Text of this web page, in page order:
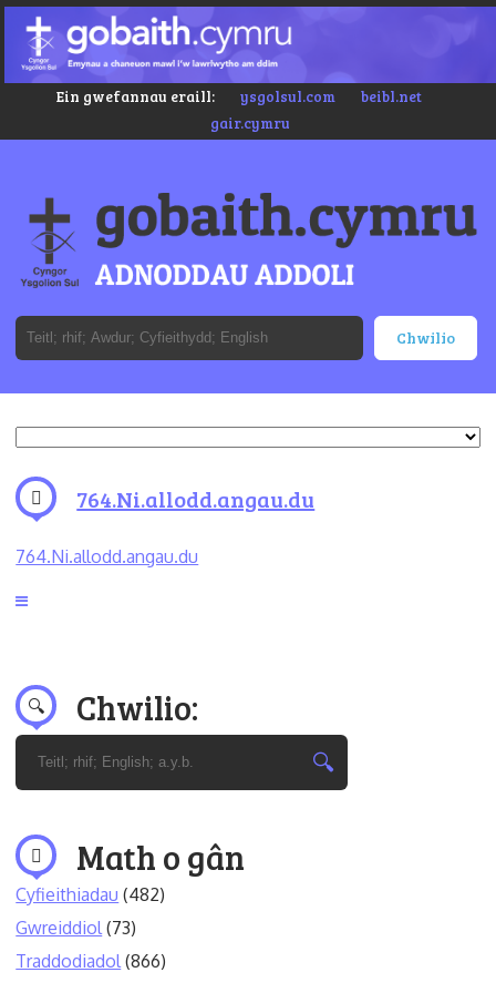
Ein gwefannau eraill: ysgolsul.com
beibl.net
gair.cymru
764.Ni.allodd.angau.du
764.Ni.allodd.angau.du
Chwilio:
Math o gân
Cyfieithiadau (482)
Gwreiddiol (73)
Traddodiadol (866)